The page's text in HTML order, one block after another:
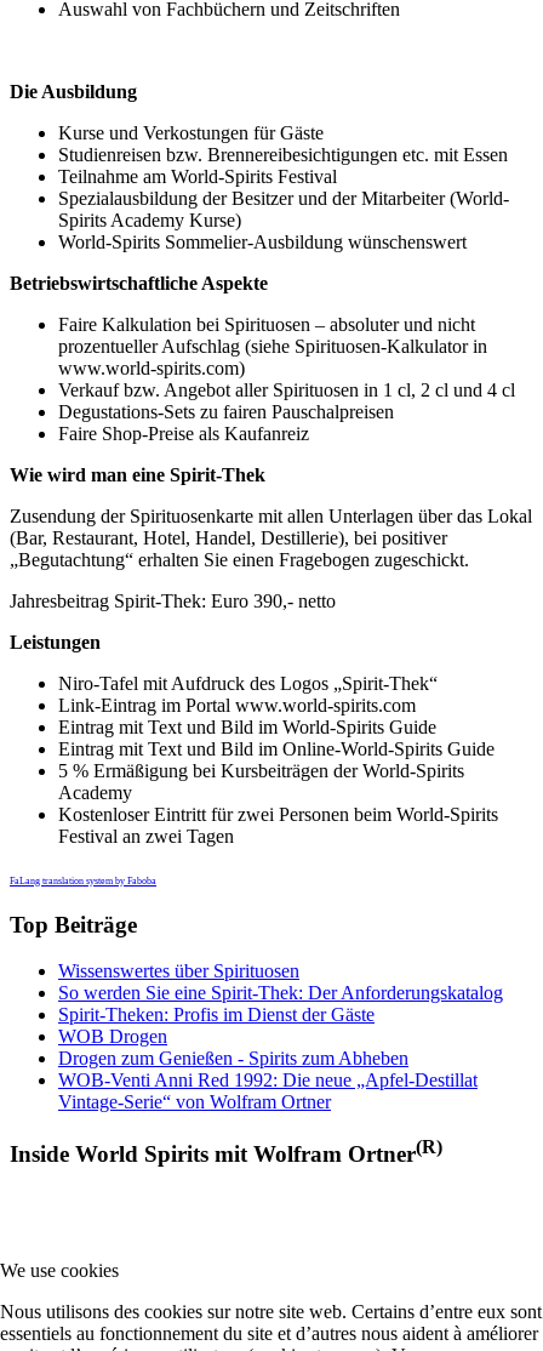
Auswahl von Fachbüchern und Zeitschriften
Die Ausbildung
Kurse und Verkostungen für Gäste
Studienreisen bzw. Brennereibesichtigungen etc. mit Essen
Teilnahme am World-Spirits Festival
Spezialausbildung der Besitzer und der Mitarbeiter (World-
Spirits Academy Kurse)
World-Spirits Sommelier-Ausbildung wünschenswert
Betriebswirtschaftliche Aspekte
Faire Kalkulation bei Spirituosen – absoluter und nicht
prozentueller Aufschlag (siehe Spirituosen-Kalkulator in
www.world-spirits.com)
Verkauf bzw. Angebot aller Spirituosen in 1 cl, 2 cl und 4 cl
Degustations-Sets zu fairen Pauschalpreisen
Faire Shop-Preise als Kaufanreiz
Wie wird man eine Spirit-Thek
Zusendung der Spirituosenkarte mit allen Unterlagen über das Lokal
(Bar, Restaurant, Hotel, Handel, Destillerie), bei positiver
„Begutachtung“ erhalten Sie einen Fragebogen zugeschickt.
Jahresbeitrag Spirit-Thek: Euro 390,- netto
Leistungen
Niro-Tafel mit Aufdruck des Logos „Spirit-Thek“
Link-Eintrag im Portal www.world-spirits.com
Eintrag mit Text und Bild im World-Spirits Guide
Eintrag mit Text und Bild im Online-World-Spirits Guide
5 % Ermäßigung bei Kursbeiträgen der World-Spirits
Academy
Kostenloser Eintritt für zwei Personen beim World-Spirits
Festival an zwei Tagen
FaLang translation system by Faboba
Top Beiträge
Wissenswertes über Spirituosen
So werden Sie eine Spirit-Thek: Der Anforderungskatalog
Spirit-Theken: Profis im Dienst der Gäste
WOB Drogen
Drogen zum Genießen - Spirits zum Abheben
WOB-Venti Anni Red 1992: Die neue „Apfel-Destillat
Vintage-Serie“ von Wolfram Ortner
Inside World Spirits mit Wolfram Ortner(R)
We use cookies
Nous utilisons des cookies sur notre site web. Certains d’entre eux sont
essentiels au fonctionnement du site et d’autres nous aident à améliorer